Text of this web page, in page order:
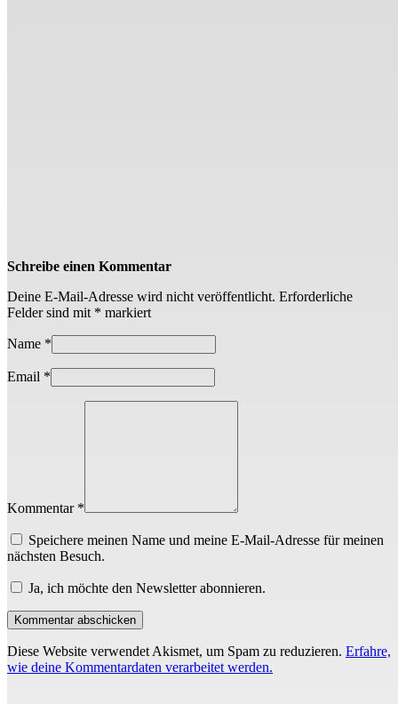
Schreibe einen Kommentar
Deine E-Mail-Adresse wird nicht veröffentlicht. Erforderliche
Felder sind mit * markiert
Name *
Email *
Kommentar *
Speichere meinen Name und meine E-Mail-Adresse für meinen
nächsten Besuch.
Ja, ich möchte den Newsletter abonnieren.
Diese Website verwendet Akismet, um Spam zu reduzieren. Erfahre,
wie deine Kommentardaten verarbeitet werden.